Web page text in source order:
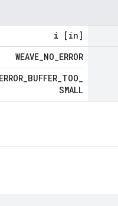
[in] i
WEAVE_NO_ERROR
ERROR_BUFFER_TOO_
SMALL